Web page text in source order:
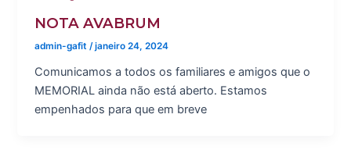
NOTA AVABRUM
admin-gafit/janeiro 24, 2024
Comunicamos a todos os familiares e amigos que o
MEMORIAL ainda não está aberto. Estamos
empenhados para que em breve